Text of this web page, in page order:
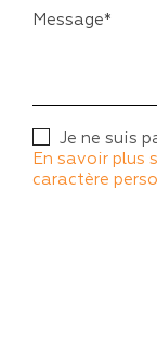
Message*
Je ne suis
En savoir plus
caractère